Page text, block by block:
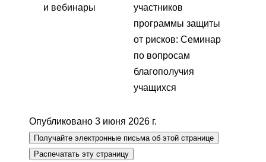
и вебинары
участников
программы защиты
от рисков: Семинар
по вопросам
благополучия
учащихся
Опубликовано 3 июня 2026 г.
Получайте электронные письма об этой странице
Распечатать эту страницу